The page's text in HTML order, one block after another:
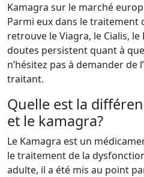
Kamagra sur le marché
Parmi eux dans le traitement
retrouve le Viagra, le Cialis, le
doutes persistent quant à
n’hésitez pas à demander de
traitant.
Quelle est la
et le kamagra?
Le Kamagra est un
le traitement de la
adulte, il a été mis au point